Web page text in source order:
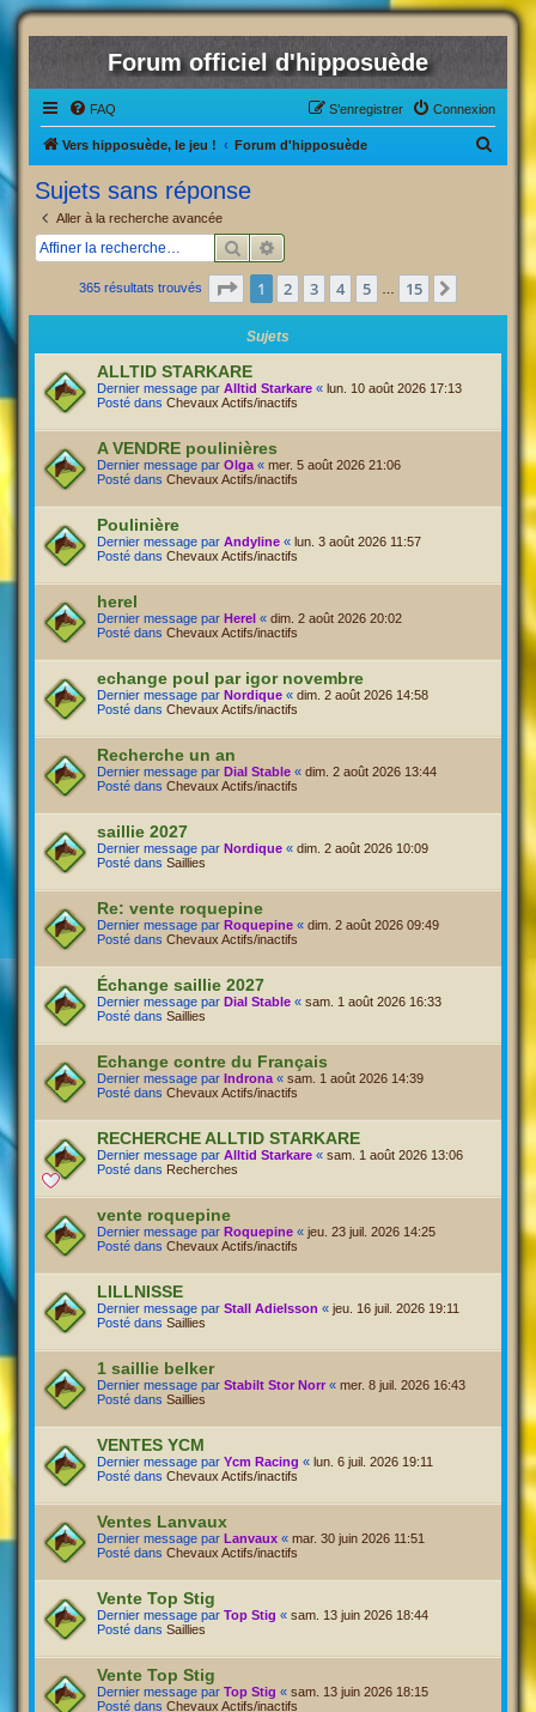
Forum officiel d'hipposuède
FAQ Connexion
S’enregistrer
Vers hipposuède, le jeu ! Forum d'hipposuède
c
Sujets sans réponse
Aller à la recherche avancée
Rechercher
365 résultats trouvés Page 1sur15
1 2 3 4 5 15
Sujets
ALLTID STARKARE
Dernier message par Alltid Starkare « lun. 10 août 2026 17:13
Posté dans Chevaux Actifs/inactifs
A VENDRE poulinières
Dernier message par Olga « mer. 5 août 2026 21:06
Posté dans Chevaux Actifs/inactifs
Poulinière
Dernier message par Andyline « lun. 3 août 2026 11:57
Posté dans Chevaux Actifs/inactifs
herel
Dernier message par Herel « dim. 2 août 2026 20:02
Posté dans Chevaux Actifs/inactifs
echange poul par igor novembre
Dernier message par Nordique « dim. 2 août 2026 14:58
Posté dans Chevaux Actifs/inactifs
Recherche un an
Dernier message par Dial Stable « dim. 2 août 2026 13:44
Posté dans Chevaux Actifs/inactifs
saillie 2027
Dernier message par Nordique « dim. 2 août 2026 10:09
Posté dans Saillies
Re: vente roquepine
Dernier message par Roquepine « dim. 2 août 2026 09:49
Posté dans Chevaux Actifs/inactifs
Échange saillie 2027
Dernier message par Dial Stable « sam. 1 août 2026 16:33
Posté dans Saillies
Echange contre du Français
Dernier message par Indrona « sam. 1 août 2026 14:39
Posté dans Chevaux Actifs/inactifs
RECHERCHE ALLTID STARKARE
Dernier message par Alltid Starkare « sam. 1 août 2026 13:06
Posté dans Recherches
vente roquepine
Dernier message par Roquepine « jeu. 23 juil. 2026 14:25
Posté dans Chevaux Actifs/inactifs
LILLNISSE
Dernier message par Stall Adielsson « jeu. 16 juil. 2026 19:11
Posté dans Saillies
1 saillie belker
Dernier message par Stabilt Stor Norr « mer. 8 juil. 2026 16:43
Posté dans Saillies
VENTES YCM
Dernier message par Ycm Racing « lun. 6 juil. 2026 19:11
Posté dans Chevaux Actifs/inactifs
Ventes Lanvaux
Dernier message par Lanvaux « mar. 30 juin 2026 11:51
Posté dans Chevaux Actifs/inactifs
Vente Top Stig
Dernier message par Top Stig « sam. 13 juin 2026 18:44
Posté dans Saillies
Vente Top Stig
Dernier message par Top Stig « sam. 13 juin 2026 18:15
Posté dans Chevaux Actifs/inactifs